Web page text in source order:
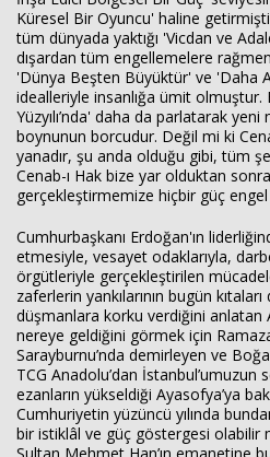
Küresel Bir Oyuncu' haline
tüm dünyada yaktığı 'Vicdan ve
dışardan tüm engellemelere
'Dünya Beşten Büyüktür' ve 'Daha
idealleriyle insanlığa ümit
Yüzyılı’nda' daha da parlatarak
boynunun borcudur. Değil mi ki
yanadır, şu anda olduğu gibi, tüm
Cenab-ı Hak bize yar olduktan
gerçekleştirmemize hiçbir güç
Cumhurbaşkanı Erdoğan'ın
etmesiyle, vesayet odaklarıyla,
örgütleriyle gerçekleştirilen
zaferlerin yankılarının bugün
düşmanlara korku verdiğini anlatan
nereye geldiğini görmek için
Sarayburnu’nda demirleyen ve
TCG Anadolu’dan İstanbul’umuzun
ezanların yükseldiği Ayasofya’ya
Cumhuriyetin yüzüncü yılında
bir istiklâl ve güç göstergesi olabilir